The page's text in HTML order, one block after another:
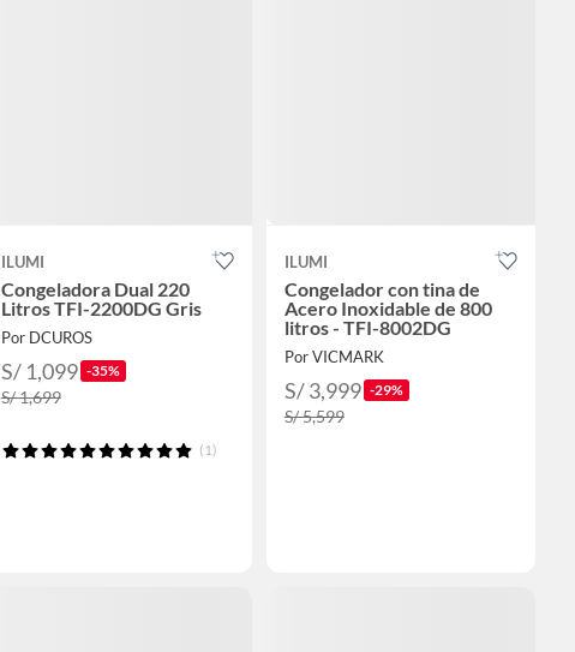
ILUMI
Congeladora Dual 220
Litros TFI-2200DG Gris
Por DCUROS
S/ 1,099 -35%
S/ 1,699
(1)
ILUMI
Congelador con tina de
Acero Inoxidable de 800
litros - TFI-8002DG
Por VICMARK
S/ 3,999 -29%
S/ 5,599